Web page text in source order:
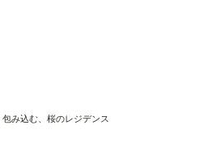
包み込む、桜のレジデンス